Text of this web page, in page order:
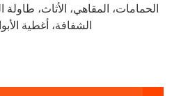
الحمامات، المقاهي، الأثاث، طاولة
الشفافة، أغطية